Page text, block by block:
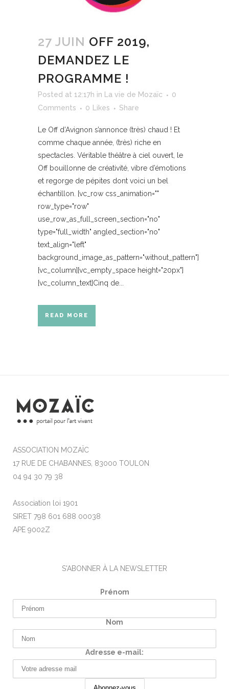
27 JUIN OFF 2019,
DEMANDEZ LE
PROGRAMME !
Posted at 12:17h in La vie de Mozaïc
0
Comments
0 Likes Share
Le Off d’Avignon s’annonce (très) chaud ! Et
comme chaque année, (très) riche en
spectacles. Véritable théâtre à ciel ouvert, le
Off bouillonne de créativité, vibre d’émotions
et regorge de pépites dont voici un bel
échantillon. [vc_row css_animation=""
row_type="row"
use_row_as_full_screen_section="no"
type="full_width" angled_section="no"
text_align="left"
background_image_as_pattern="without_pattern"]
[vc_column][vc_empty_space height="20px"]
[vc_column_text]Cinq de...
READ MORE
ASSOCIATION MOZAÏC
17 RUE DE CHABANNES, 83000 TOULON
04 94 30 79 38
Association loi 1901
SIRET 798 601 688 00038
APE 9002Z
S'ABONNER À LA NEWSLETTER
Prénom
Nom
Adresse e-mail: